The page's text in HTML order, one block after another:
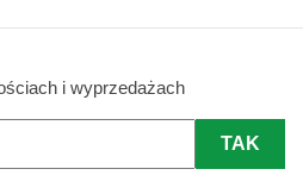
i wyprzedażach